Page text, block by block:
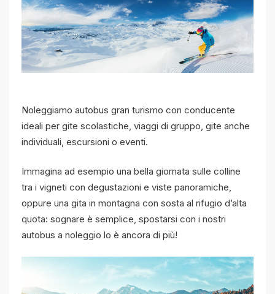
Noleggiamo autobus gran turismo con conducente
ideali per gite scolastiche, viaggi di gruppo, gite anche
individuali, escursioni o eventi.
Immagina ad esempio una bella giornata sulle colline
tra i vigneti con degustazioni e viste panoramiche,
oppure una gita in montagna con sosta al rifugio d’alta
quota: sognare è semplice, spostarsi con i nostri
autobus a noleggio lo è ancora di più!